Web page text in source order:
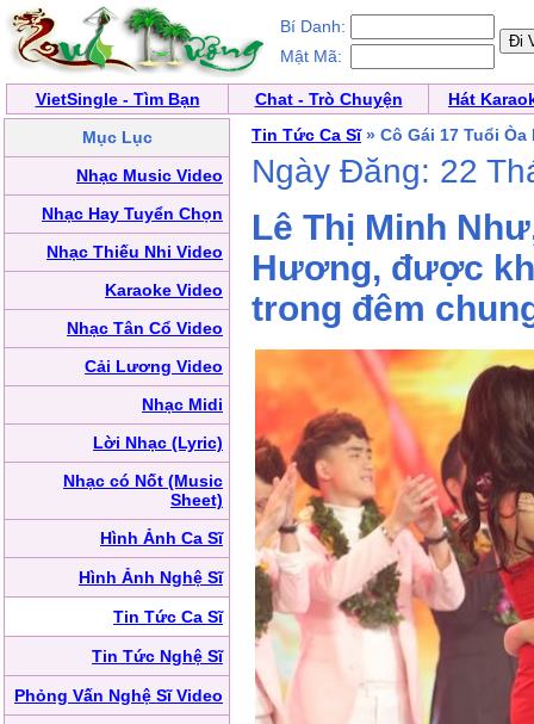
Bí Danh:
Mật Mã:
VietSingle - Tìm Bạn Chat - Trò Chuyện
Hát
Mục Lục
Nhạc Music Video
Nhạc Hay Tuyển Chọn
Nhạc Thiếu Nhi Video
Karaoke Video
Nhạc Tân Cổ Video
Cải Lương Video
Nhạc Midi
Lời Nhạc (Lyric)
Nhạc có Nốt (Music
Sheet)
Hình Ảnh Ca Sĩ
Hình Ảnh Nghệ Sĩ
Tin Tức Ca Sĩ
Tin Tức Nghệ Sĩ
Phỏng Vấn Nghệ Sĩ Video
Tin Tức Ca Sĩ» Cô Gái 17 Tuổi
Ngày Đăng: 22
Lê Thị Minh
Hương, được
trong đêm